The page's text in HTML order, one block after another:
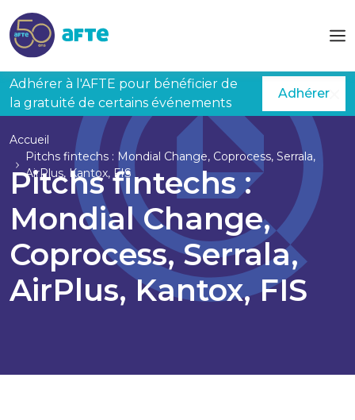
Adhérer à l'AFTE pour bénéficier de
la gratuité de certains événements
Adhérer
Accueil
Pitchs fintechs : Mondial Change, Coprocess, Serrala,
AirPlus, Kantox, FIS
Pitchs fintechs :
Mondial Change,
Coprocess, Serrala,
AirPlus, Kantox, FIS